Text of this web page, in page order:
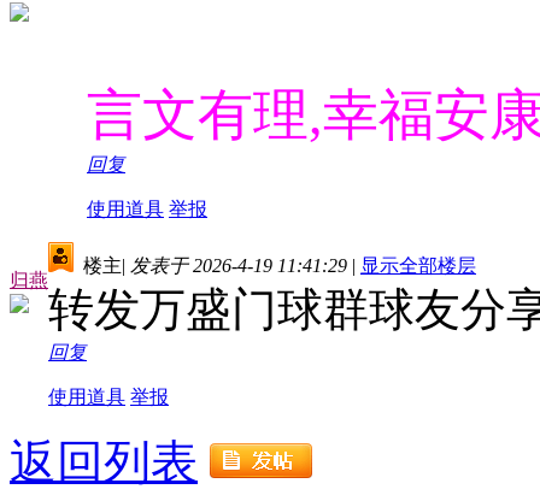
言文有理,幸福安
回复
使用道具 举报
归燕
楼主| 发表于 2026-4-19 11:41:29 | 显示全部楼层
转发万盛门球群球友分
回复
使用道具 举报
返回列表